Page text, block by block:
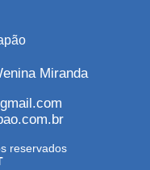
Miranda
reservados